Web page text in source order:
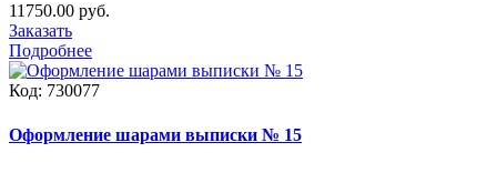
11750.00 руб.
Заказать
Подробнее
Код: 730077
Оформление шарами выписки № 15